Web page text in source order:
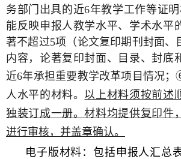
务部门出具的近6年教学工作等证明
能反映申报人教学水平、学术水平
著不超过5项（论文复印期刊封面、
内容，论著复印封面、目录、封底
近6年承担重要教学改革项目情况；
人水平的材料。 以上材料须按前述
独装订成一册。材料均提供复印件
进行审核，并盖章确认。
电子版材料：包括申报人汇总